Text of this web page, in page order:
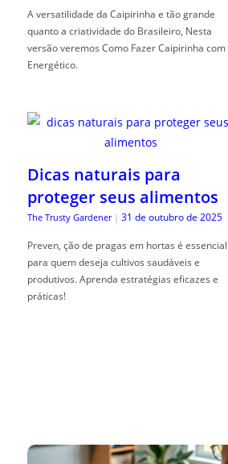
A versatilidade da Caipirinha e tão grande
quanto a criatividade do Brasileiro, Nesta
versão veremos Como Fazer Caipirinha com
Energético.
Dicas naturais para
proteger seus alimentos
The Trusty Gardener | 31 de outubro de 2025
Preven, ção de pragas em hortas é essencial
para quem deseja cultivos saudáveis e
produtivos. Aprenda estratégias eficazes e
práticas!